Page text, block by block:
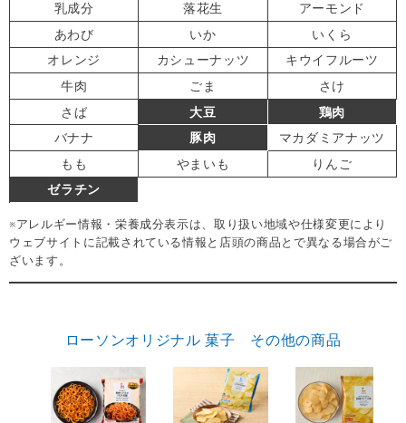
乳成分
落花生
アーモンド
あわび
いか
いくら
オレンジ
カシューナッツ
キウイフルーツ
牛肉
ごま
さけ
さば
大豆
鶏肉
バナナ
豚肉
マカダミアナッツ
もも
やまいも
りんご
ゼラチン
※アレルギー情報・栄養成分表示は、取り扱い地域や仕様変更により
ウェブサイトに記載されている情報と店頭の商品とで異なる場合がご
ざいます。
ローソンオリジナル 菓子 その他の商品